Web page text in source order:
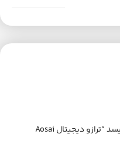
اولین کسی باشید که دیدگاهی می نویسد “ترازو دیجیتال Aosai